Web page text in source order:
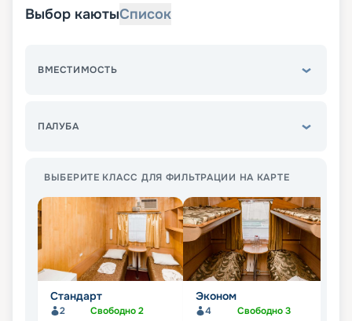
Выбор каютыСписок
ВМЕСТИМОСТЬ
ПАЛУБА
ВЫБЕРИТЕ КЛАСС ДЛЯ ФИЛЬТРАЦИИ НА КАРТЕ
Стандарт
2 Свободно2
Эконом
4 Свободно3